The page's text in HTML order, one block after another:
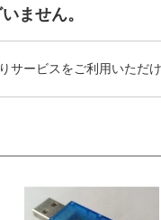
ません。
サービスをご利用いただけ